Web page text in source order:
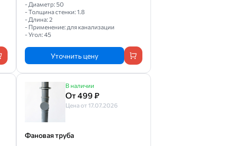
- Диаметр: 50
- Толщина стенки: 1.8
- Длина: 2
- Применение: для канализации
- Угол: 45
Уточнить цену
В наличии
От 499 ₽
Цена от 17.07.2026
Фановая труба